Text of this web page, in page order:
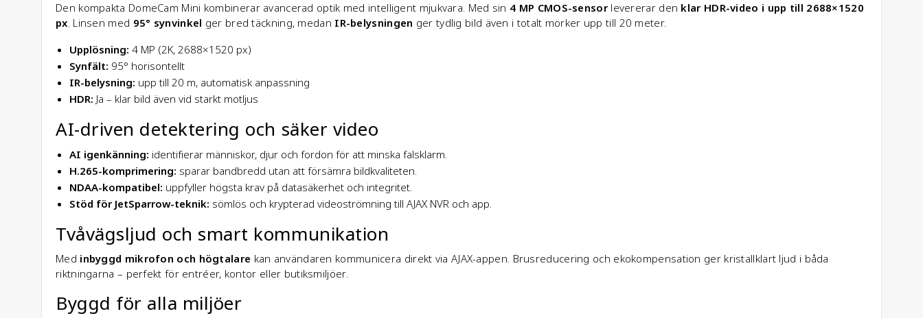
Den kompakta DomeCam Mini kombinerar avancerad optik med intelligent mjukvara. Med sin 4 MP CMOS-sensorlevererar den klar HDR-video i upp till 2688×1520
px. Linsen med 95° synvinkel ger bred täckning, medan IR-belysningen ger tydlig bild även i totalt mörker upp till 20 meter.
Upplösning: 4 MP (2K, 2688×1520 px)
Synfält: 95° horisontellt
IR-belysning: upp till 20 m, automatisk anpassning
HDR: Ja – klar bild även vid starkt motljus
AI-driven detektering och säker video
AI igenkänning: identifierar människor, djur och fordon för att minska falsklarm.
H.265-komprimering: sparar bandbredd utan att försämra bildkvaliteten.
NDAA-kompatibel: uppfyller högsta krav på datasäkerhet och integritet.
Stöd för JetSparrow-teknik: sömlös och krypterad videoströmning till AJAX NVR och app.
Tvåvägsljud och smart kommunikation
Med inbyggd mikrofon och högtalare kan användaren kommunicera direkt via AJAX-appen. Brusreducering och ekokompensation ger kristallklart ljud i båda
riktningarna – perfekt för entréer, kontor eller butiksmiljöer.
Byggd för alla miljöer